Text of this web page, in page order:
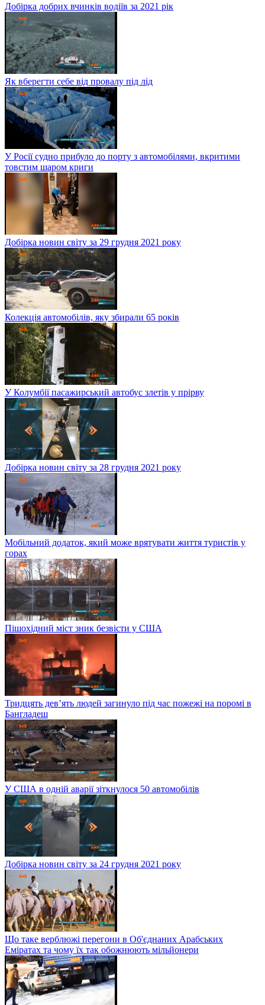
Добірка добрих вчинків водіїв за 2021 рік
Як вберегти себе від провалу під лід
У Росії судно прибуло до порту з автомобілями, вкритими
товстим шаром криги
Добірка новин світу за 29 грудня 2021 року
Колекція автомобілів, яку збирали 65 років
У Колумбії пасажирський автобус злетів у прірву
Добірка новин світу за 28 грудня 2021 року
Мобільний додаток, який може врятувати життя туристів у
горах
Пішохідний міст зник безвісти у США
Тридцять дев’ять людей загинуло під час пожежі на поромі в
Бангладеш
У США в одній аварії зіткнулося 50 автомобілів
Добірка новин світу за 24 грудня 2021 року
Що таке верблюжі перегони в Об'єднаних Арабських
Еміратах та чому їх так обожнюють мільйонери